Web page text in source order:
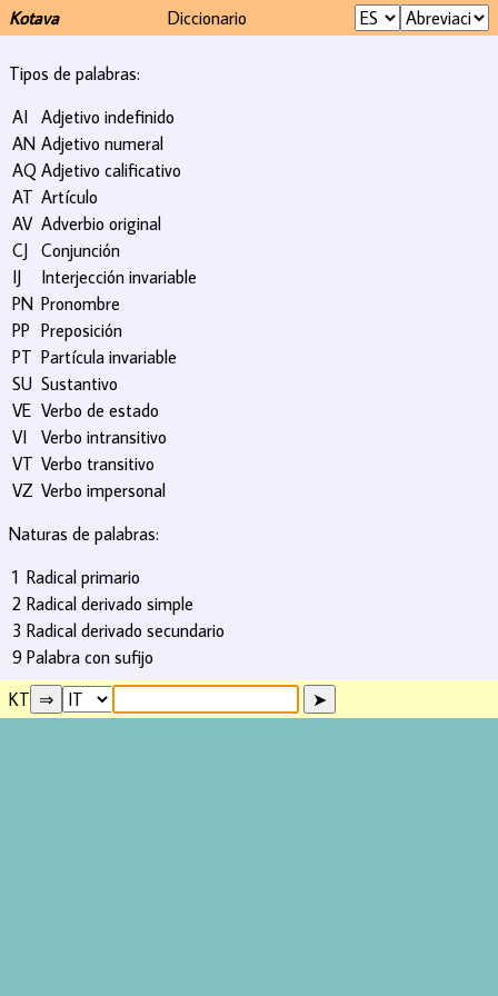
Kotava Diccionario
Tipos de palabras:
AI Adjetivo indefinido
AN Adjetivo numeral
AQ Adjetivo calificativo
AT Artículo
AV Adverbio original
CJ Conjunción
IJ
Interjección invariable
PN Pronombre
PP Preposición
PT Partícula invariable
SU Sustantivo
VE Verbo de estado
VI
Verbo intransitivo
VT Verbo transitivo
VZ Verbo impersonal
Naturas de palabras:
1 Radical primario
2 Radical derivado simple
3 Radical derivado secundario
9 Palabra con sufijo
KT